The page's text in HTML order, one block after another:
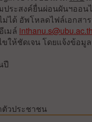
ระสงค์ยื่นผ่อนผันฯออน
ได้ อัพโหลดไฟล์เอกสา
เมล์ inthanu.s@ubu.ac.th
ขให้ชัดเจน โดยแจ้งข้อมู
ปี
ตัวประชาชน